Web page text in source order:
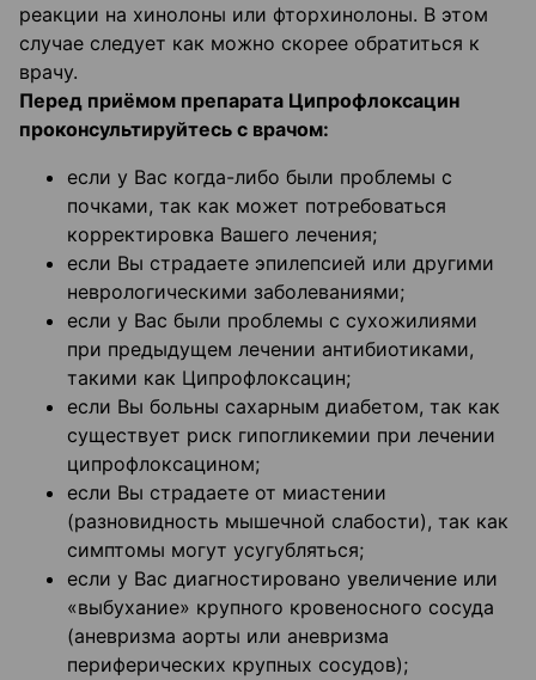
реакции на хинолоны или фторхинолоны. В этом
случае следует как можно скорее обратиться к
врачу.
Перед приёмом препарата Ципрофлоксацин
проконсультируйтесь с врачом:
если у Вас когда-либо были проблемы с
почками, так как может потребоваться
корректировка Вашего лечения;
если Вы страдаете эпилепсией или другими
неврологическими заболеваниями;
если у Вас были проблемы с сухожилиями
при предыдущем лечении антибиотиками,
такими как Ципрофлоксацин;
если Вы больны сахарным диабетом, так как
существует риск гипогликемии при лечении
ципрофлоксацином;
если Вы страдаете от миастении
(разновидность мышечной слабости), так как
симптомы могут усугубляться;
если у Вас диагностировано увеличение или
«выбухание» крупного кровеносного сосуда
(аневризма аорты или аневризма
периферических крупных сосудов);